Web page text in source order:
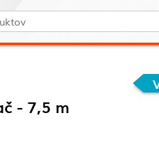
- 7,5 m